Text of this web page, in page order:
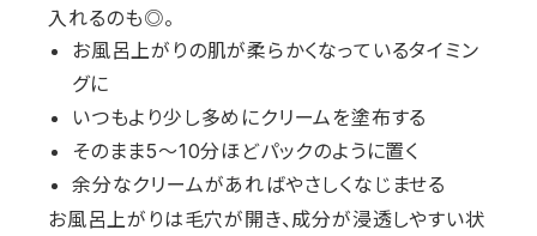
入れるのも◎。
お風呂上がりの肌が柔らかくなっているタイミン
グに
いつもより少し多めにクリームを塗布する
そのまま5〜10分ほどパックのように置く
余分なクリームがあればやさしくなじませる
お風呂上がりは毛穴が開き、成分が浸透しやすい状